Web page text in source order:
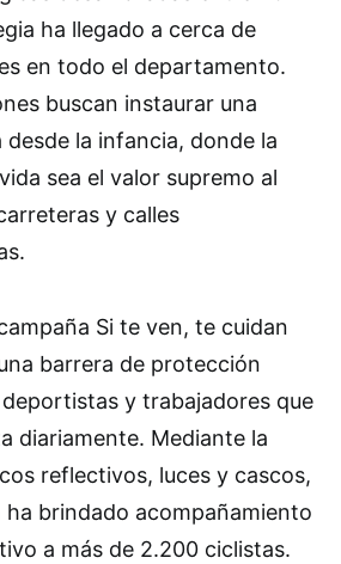
ha llegado a cerca de
en todo el departamento.
buscan instaurar una
desde la infancia, donde la
sea el valor supremo al
y calles
Si te ven, te cuidan
barrera de protección
y trabajadores que
diariamente. Mediante la
reflectivos, luces y cascos,
brindado acompañamiento
a más de 2.200 ciclistas.